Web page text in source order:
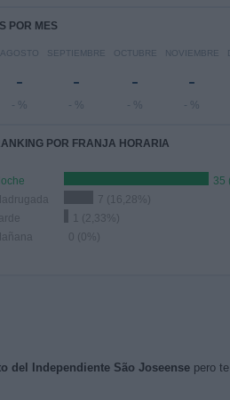
POR MES
AGOSTO
-
- %
SEPTIEMBRE
-
- %
OCTUBRE
-
- %
NOVIEMBRE
-
- %
POR FRANJA HORARIA
35
Madrugada
7 (16,28%)
1 (2,33%)
Mañana
0 (0%)
del Independiente São Joseensepero te